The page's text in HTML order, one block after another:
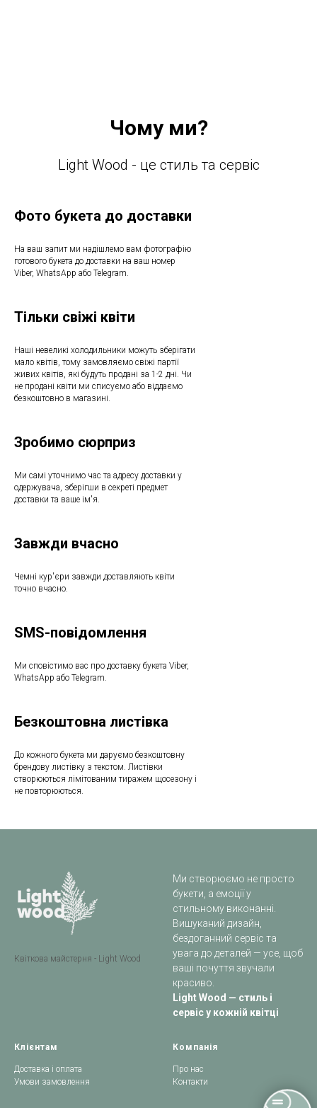
Чому ми?
Light Wood - це стиль та сервіс
Фото букета до доставки
На ваш запит ми надішлемо вам фотографію
готового букета до доставки на ваш номер
Viber, WhatsApp або Telegram.
Тільки свіжі квіти
Наші невеликі холодильники можуть зберігати
мало квітів, тому замовляємо свіжі партії
живих квітів, які будуть продані за 1-2 дні. Чи
не продані квіти ми списуємо або віддаємо
безкоштовно в магазині.
Зробимо сюрприз
Ми самі уточнимо час та адресу доставки у
одержувача, зберігши в секреті предмет
доставки та ваше ім'я.
Завжди вчасно
Чемні кур'єри завжди доставляють квіти
точно вчасно.
SMS-повідомлення
Ми сповістимо вас про доставку букета Viber,
WhatsApp або Telegram.
Безкоштовна листівка
До кожного букета ми даруємо безкоштовну
брендову листівку з текстом. Листівки
створюються лімітованим тиражем щосезону і
не повторюються.
Квіткова майстерня - Light Wood
Ми створюємо не просто
букети, а емоції у
стильному виконанні.
Вишуканий дизайн,
бездоганний сервіс та
увага до деталей — усе, щоб
ваші почуття звучали
красиво.
Light Wood — стиль і
сервіс у кожній квітці
Клієнтам
Доставка і оплата
Умови замовлення
Компанія
Про нас
Контакти